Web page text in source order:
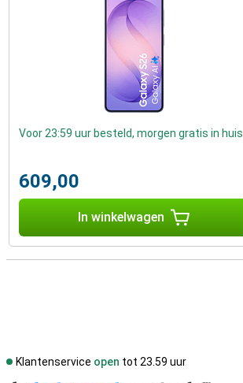
Voor 23:59 uur besteld, morgen gratis in huis
609,00
In winkelwagen
Klantenservice open tot 23.59 uur